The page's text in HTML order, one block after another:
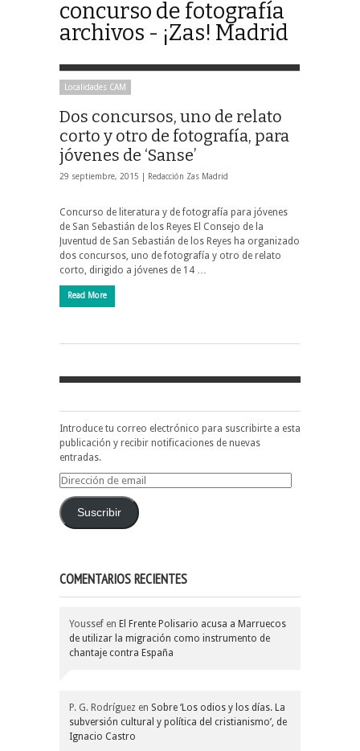
concurso de fotografía
archivos - ¡Zas! Madrid
Localidades CAM
Dos concursos, uno de relato
corto y otro de fotografía, para
jóvenes de ‘Sanse’
29 septiembre, 2015 | Redacción Zas Madrid
Concurso de literatura y de fotografía para jóvenes
de San Sebastián de los Reyes El Consejo de la
Juventud de San Sebastián de los Reyes ha organizado
dos concursos, uno de fotografía y otro de relato
corto, dirigido a jóvenes de 14 …
Read More
Introduce tu correo electrónico para suscribirte a esta
publicación y recibir notificaciones de nuevas
entradas.
Dirección
emailSuscribir
COMENTARIOS RECIENTES
Youssef en El Frente Polisario acusa a Marruecos
de utilizar la migración como instrumento de
chantaje contra España
P. G. Rodríguez en Sobre ‘Los odios y los días. La
subversión cultural y política del cristianismo’, de
Ignacio Castro